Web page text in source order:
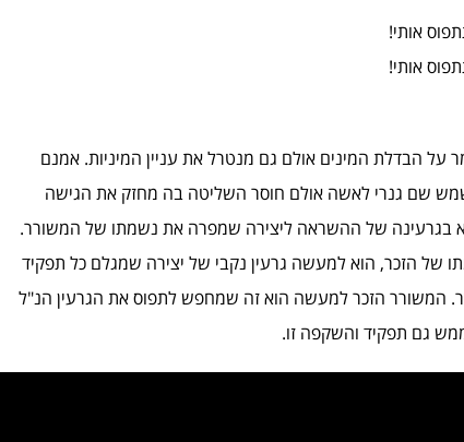
אותי!
אותי!
על הבדלת המינים אולם גם מנטרל את עניין המיניות. אמנם
שם גנרי לאשה אולם חוסר השליטה בה מחזק את הגישה
בגרעינה של ההשראה ליצירה שמפרה את נשמתו של המשורר.
של הזכר, הוא למעשה גרעין נקבי של יצירה שמגלם כל תפקיד
המשורר הזכר למעשה הוא זה שמחפש לתפוס את הגרעין הנ"ל
גם תפקיד והשקפה זו.